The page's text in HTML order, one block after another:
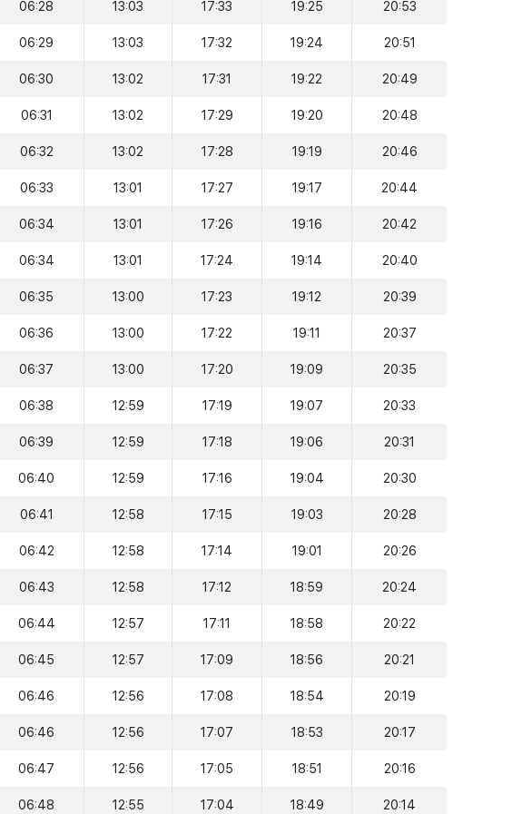
06:28 13:03 17:33 19:25 20:53
06:29 13:03 17:32 19:24 20:51
06:30 13:02 17:31 19:22 20:49
06:31 13:02 17:29 19:20 20:48
06:32 13:02 17:28 19:19 20:46
06:33 13:01 17:27 19:17 20:44
06:34 13:01 17:26 19:16 20:42
06:34 13:01 17:24 19:14 20:40
06:35 13:00 17:23 19:12 20:39
06:36 13:00 17:22 19:11 20:37
06:37 13:00 17:20 19:09 20:35
06:38 12:59 17:19 19:07 20:33
06:39 12:59 17:18 19:06 20:31
06:40 12:59 17:16 19:04 20:30
06:41 12:58 17:15 19:03 20:28
06:42 12:58 17:14 19:01 20:26
06:43 12:58 17:12 18:59 20:24
06:44 12:57 17:11 18:58 20:22
06:45 12:57 17:09 18:56 20:21
06:46 12:56 17:08 18:54 20:19
06:46 12:56 17:07 18:53 20:17
06:47 12:56 17:05 18:51 20:16
06:48 12:55 17:04 18:49 20:14